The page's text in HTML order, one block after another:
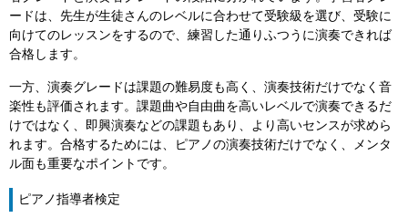
ードは、先生が生徒さんのレベルに合わせて受験級を選び、受験に
向けてのレッスンをするので、練習した通りふつうに演奏できれば
合格します。
一方、演奏グレードは課題の難易度も高く、演奏技術だけでなく音
楽性も評価されます。課題曲や自由曲を高いレベルで演奏できるだ
けではなく、即興演奏などの課題もあり、より高いセンスが求めら
れます。合格するためには、ピアノの演奏技術だけでなく、メンタ
ル面も重要なポイントです。
ピアノ指導者検定